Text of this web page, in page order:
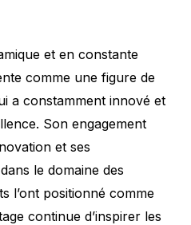
et en constante
comme une figure de
a constamment innové et
Son engagement
et ses
le domaine des
l’ont positionné comme
continue d’inspirer les